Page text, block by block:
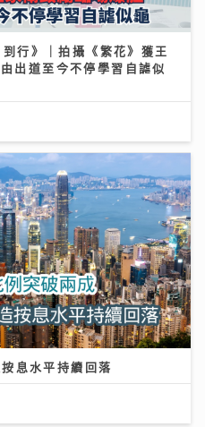
行》｜拍攝《繁花》獲王
出道至今不停學習自謔似
息水平持續回落